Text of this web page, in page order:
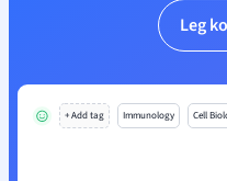
Leg
+ Add tag Immunology Cell